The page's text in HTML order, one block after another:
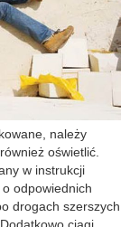
należy
oświetlić.
w instrukcji
odpowiednich
drogach szerszych